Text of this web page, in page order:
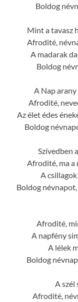
Boldog
Mint a tavasz
Afrodité,
A madarak
Boldog
A Nap
Afrodité,
Az élet édes
Boldog
Szívedben
Afrodité, ma a
A
Boldog
Afrodité,
A napfény
A lélek
Boldog
A szél
Afrodité,